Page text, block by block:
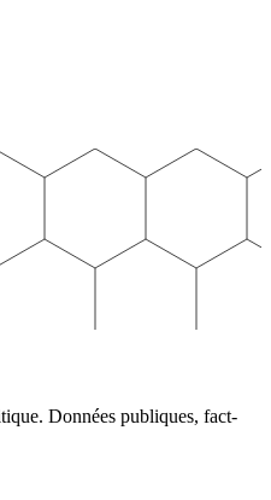
Données publiques, fact-